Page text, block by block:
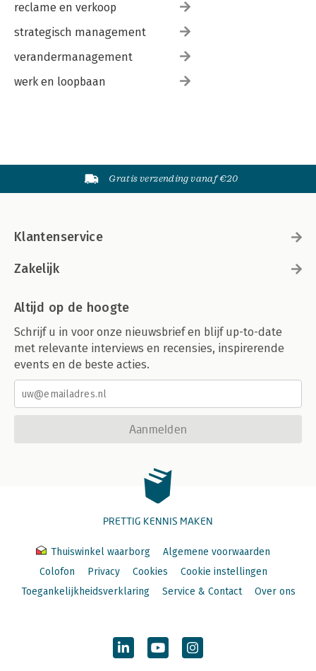
reclame en verkoop
strategisch management
verandermanagement
werk en loopbaan
Gratis verzending vanaf €20
Klantenservice
Zakelijk
Altijd op de hoogte
Schrijf u in voor onze nieuwsbrief en blijf up-to-date
met relevante interviews en recensies, inspirerende
events en de beste acties.
Aanmelden
PRETTIG KENNIS MAKEN
Thuiswinkel waarborg
Algemene voorwaarden
Colofon
Privacy Cookies
Cookie instellingen
Toegankelijkheidsverklaring
Service & Contact Over ons